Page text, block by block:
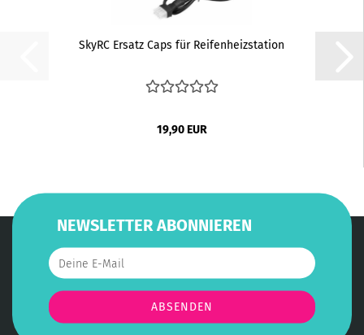
SkyRC Ersatz Caps für Reifenheizstation
19,90 EUR
NEWSLETTER ABONNIEREN